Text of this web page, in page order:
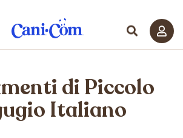
di Piccolo
Italiano